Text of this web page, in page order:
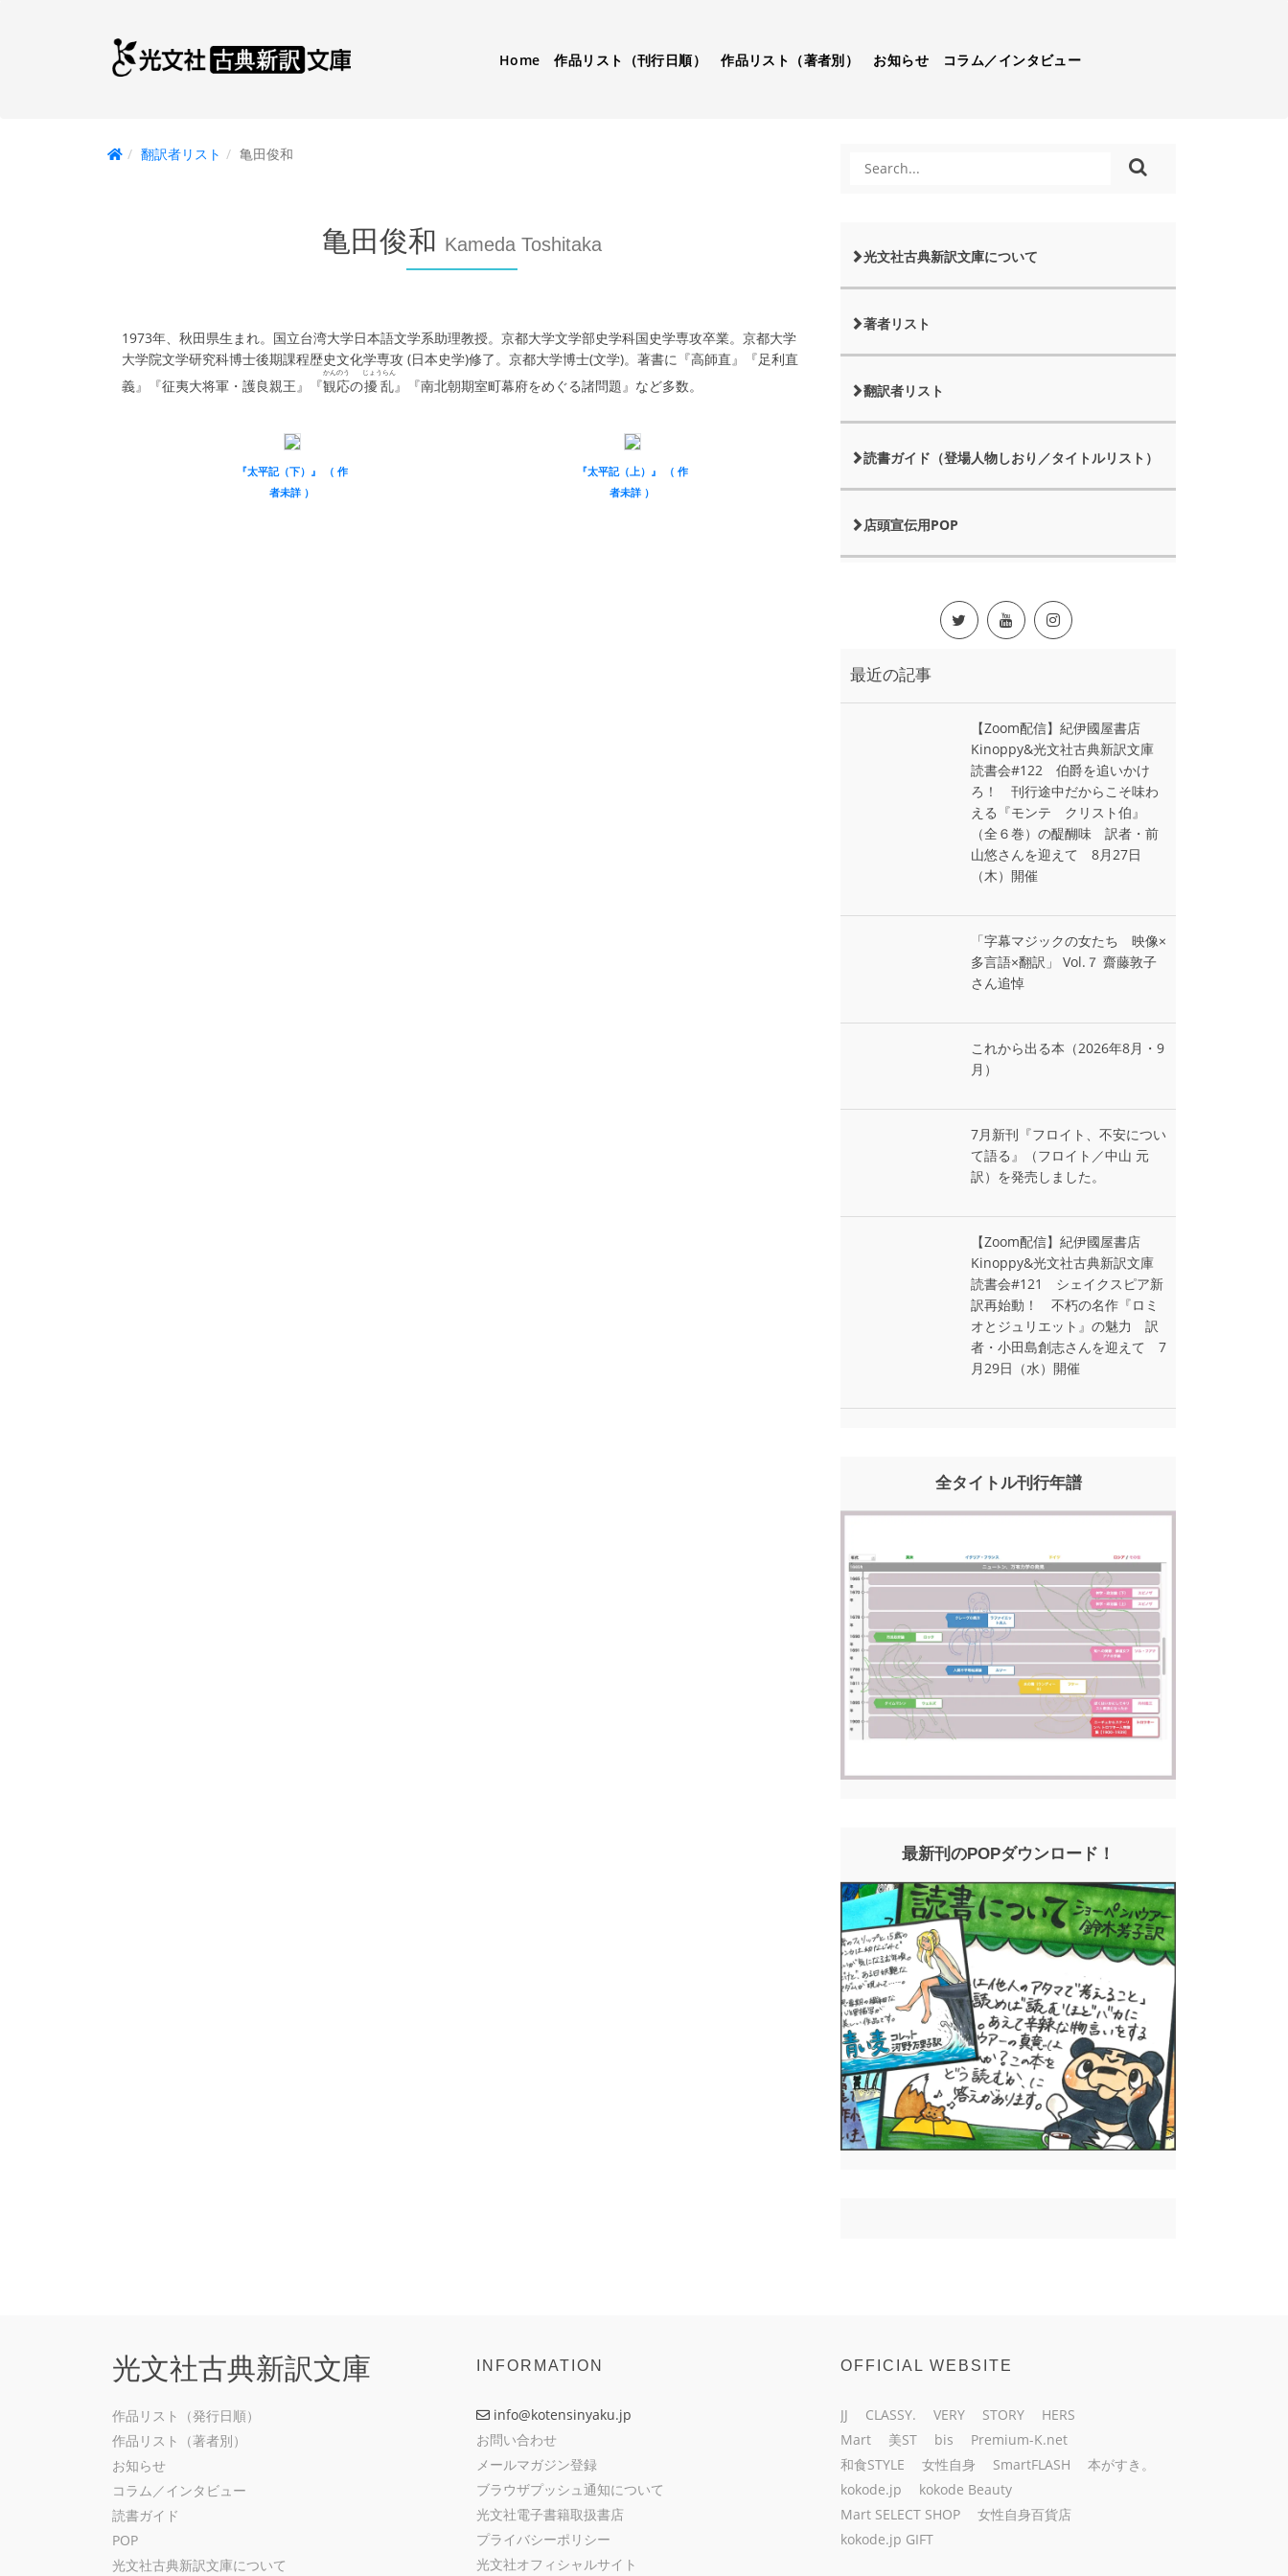
Home 作品リスト（刊行日順） 作品リスト（著者別） お知らせ コラム／インタビュー
翻訳者リスト 亀田俊和
亀田俊和 Kameda Toshitaka
1973年、秋田県生まれ。国立台湾大学日本語文学系助理教授。京都大学文学部史学科国史学専攻卒業。京都大学
大学院文学研究科博士後期課程歴史文化学専攻 (日本史学)修了。京都大学博士(文学)。著書に『高師直』『足利直
義』『征夷大将軍・護良親王』『観応
かんのう
の擾乱
じょうらん
』『南北朝期室町幕府をめぐる諸問題』など多数。
『太平記（下）』 （ 作
者未詳 ）
『太平記（上）』 （ 作
者未詳 ）
光文社古典新訳文庫について
著者リスト
翻訳者リスト
読書ガイド（登場人物しおり／タイトルリスト）
店頭宣伝用POP
最近の記事
【Zoom配信】紀伊國屋書店
Kinoppy&光文社古典新訳文庫
読書会#122 伯爵を追いかけ
ろ！ 刊行途中だからこそ味わ
える『モンテ゠クリスト伯』
（全６巻）の醍醐味 訳者・前
山悠さんを迎えて 8月27日
（木）開催
「字幕マジックの女たち 映像×
多言語×翻訳」 Vol.７ 齋藤敦子
さん追悼
これから出る本（2026年8月・9
月）
7月新刊『フロイト、不安につい
て語る』（フロイト／中山 元
訳）を発売しました。
【Zoom配信】紀伊國屋書店
Kinoppy&光文社古典新訳文庫
読書会#121 シェイクスピア新
訳再始動！ 不朽の名作『ロミ
オとジュリエット』の魅力 訳
者・小田島創志さんを迎えて 7
月29日（水）開催
全タイトル刊行年譜
最新刊のPOPダウンロード！
光文社古典新訳文庫
作品リスト（発行日順）
作品リスト（著者別）
お知らせ
コラム／インタビュー
読書ガイド
POP
光文社古典新訳文庫について
INFORMATION
info@kotensinyaku.jp
お問い合わせ
メールマガジン登録
ブラウザプッシュ通知について
光文社電子書籍取扱書店
プライバシーポリシー
光文社オフィシャルサイト
OFFICIAL WEBSITE
JJ CLASSY. VERY STORY
HERS
Mart
美ST bis
Premium-K.net
和食STYLE
女性自身 SmartFLASH
本がすき。
kokode.jp
kokode Beauty
Mart SELECT SHOP
女性自身百貨店
kokode.jp GIFT